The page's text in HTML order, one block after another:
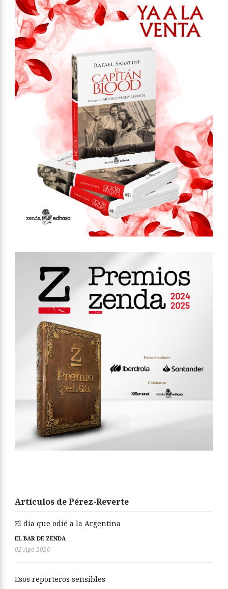
Artículos de Pérez-Reverte
El día que odié a la Argentina
EL BAR DE ZENDA
02 Ago 2026
Esos reporteros sensibles